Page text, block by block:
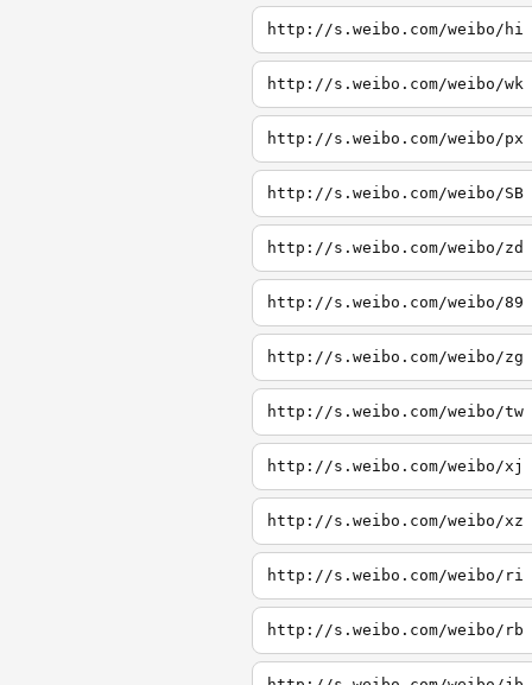
http://s.weibo.com/weibo/hi
http://s.weibo.com/weibo/wk
http://s.weibo.com/weibo/px
http://s.weibo.com/weibo/SB
http://s.weibo.com/weibo/zd
http://s.weibo.com/weibo/89
http://s.weibo.com/weibo/zg
http://s.weibo.com/weibo/tw
http://s.weibo.com/weibo/xj
http://s.weibo.com/weibo/xz
http://s.weibo.com/weibo/ri
http://s.weibo.com/weibo/rb